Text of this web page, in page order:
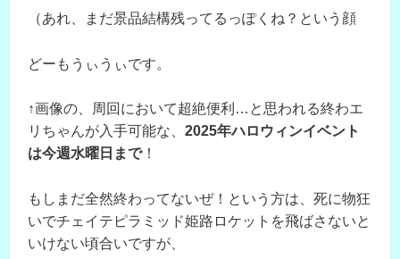
（あれ、まだ景品結構残ってるっぽくね？という顔
どーもうぃうぃです。
↑画像の、周回において超絶便利…と思われる終わエ
リちゃんが入手可能な、 2025年ハロウィンイベント
は今週水曜日まで！
もしまだ全然終わってないぜ！という方は、死に物狂
いでチェイテピラミッド姫路ロケットを飛ばさないと
いけない頃合いですが、